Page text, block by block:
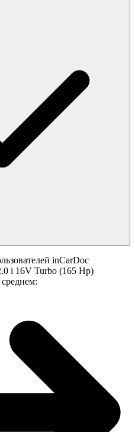
inCarDoc
i 16V Turbo (165 Hp)